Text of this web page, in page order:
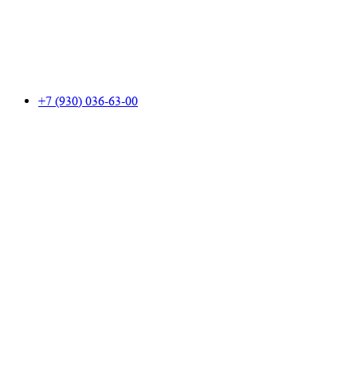
+7 (930) 036-63-00